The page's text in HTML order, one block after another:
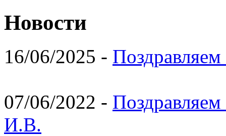
Новости
16/06/2025 -
07/06/2022 -
И.В.